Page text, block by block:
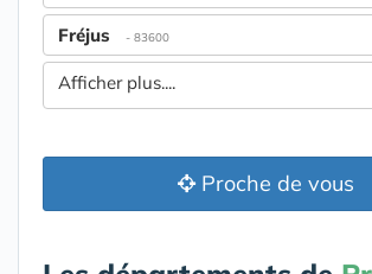
Fréjus - 83600
Afficher plus....
Proche de vous